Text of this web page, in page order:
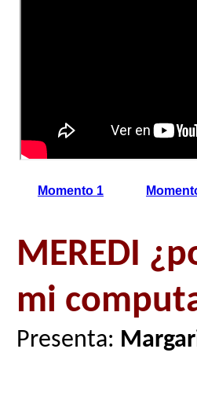
Momento 1
MEREDI
mi
Presenta: